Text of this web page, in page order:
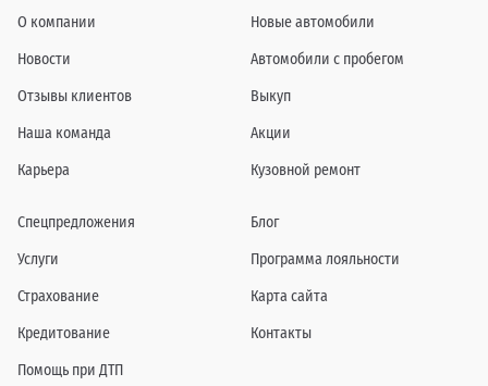
О компании
Новости
Отзывы клиентов
Наша команда
Карьера
Новые автомобили
Автомобили с пробегом
Выкуп
Акции
Кузовной ремонт
Спецпредложения
Услуги
Страхование
Кредитование
Помощь при ДТП
Блог
Программа лояльности
Карта сайта
Контакты